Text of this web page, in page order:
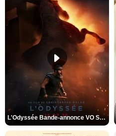
L'Odyssée Bande-annonce VO STFR